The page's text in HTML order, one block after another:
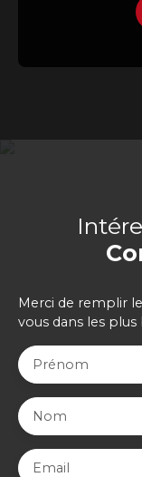
Merci de remplir
vous dans les plus
Prénom
Nom
Email